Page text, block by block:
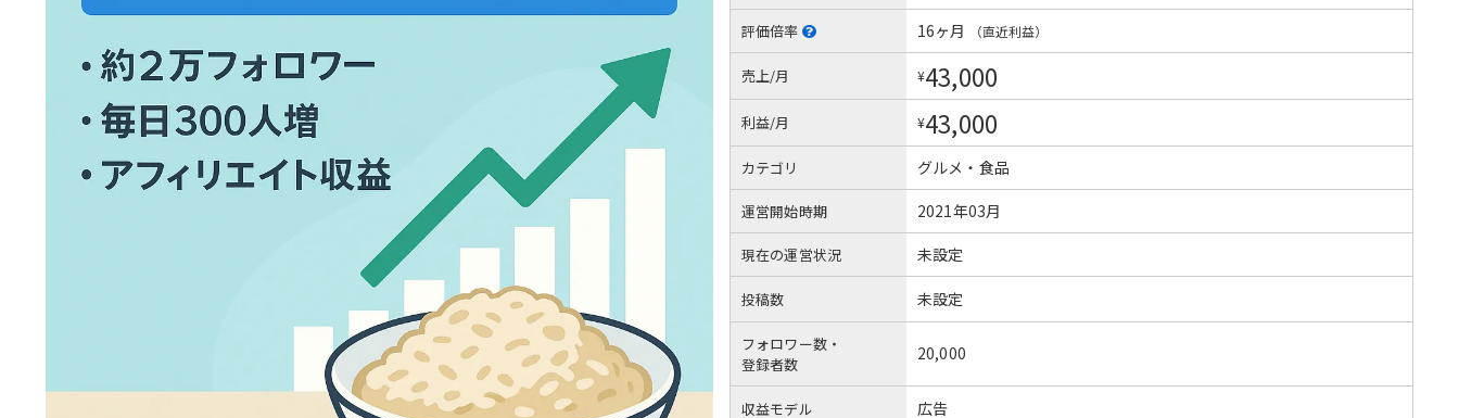
評価倍率 16ヶ月 （直近利益）
売上/月 ¥43,000
利益/月 ¥43,000
カテゴリ グルメ・食品
運営開始時期 2021年03月
現在の運営状況 未設定
投稿数 未設定
フォロワー数・
登録者数
20,000
収益モデル 広告